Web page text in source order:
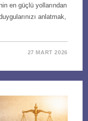
en güçlü yollarından
anlatmak,
27 MART 2026